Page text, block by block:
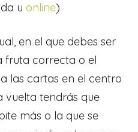
u online)
en el que debes ser
fruta correcta o el
las cartas en el centro
vuelta tendrás que
más o la que se